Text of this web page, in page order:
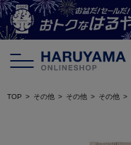
TOP その他 その他 その他